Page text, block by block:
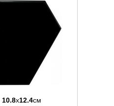
10.8x12.4см